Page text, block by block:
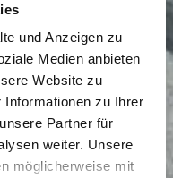
und Anzeigen zu
Medien anbieten
Website zu
Informationen zu Ihrer
Partner für
weiter. Unsere
möglicherweise mit